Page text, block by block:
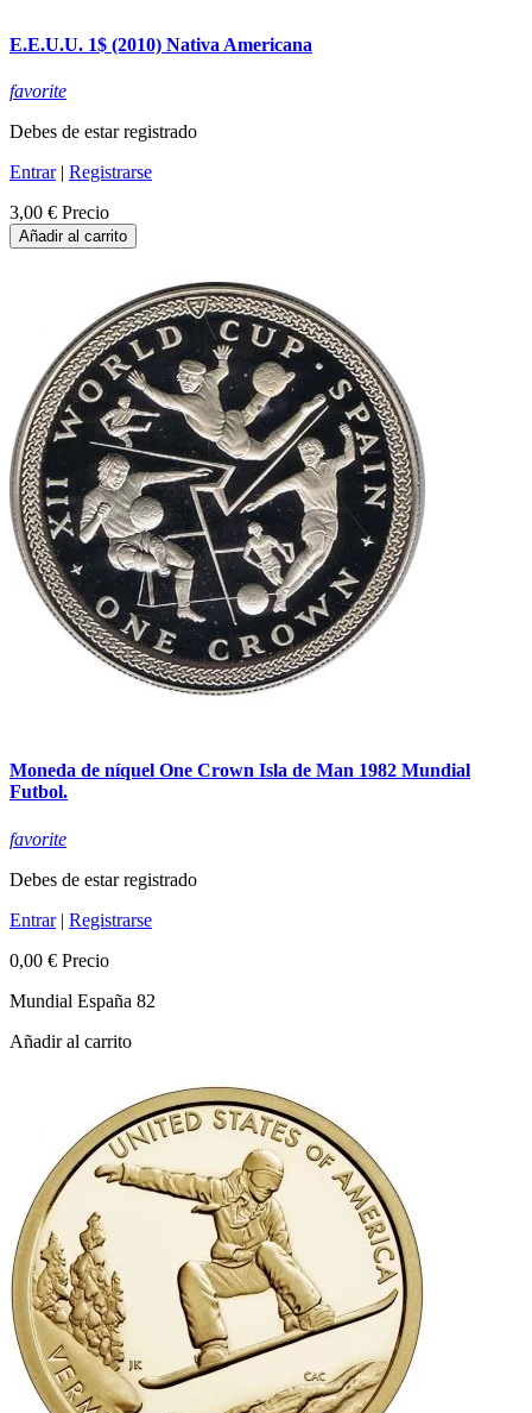
E.E.U.U. 1$ (2010) Nativa Americana
favorite
Debes de estar registrado
Entrar| Registrarse
3,00 € Precio
Añadir al carrito
Moneda de níquel One Crown Isla de Man 1982 Mundial
Futbol.
favorite
Debes de estar registrado
Entrar| Registrarse
0,00 € Precio
Mundial España 82
Añadir al carrito